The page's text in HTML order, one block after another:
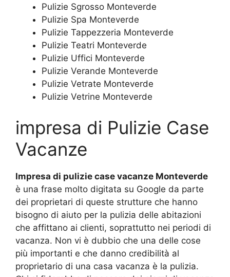
Pulizie Sgrosso Monteverde
Pulizie Spa Monteverde
Pulizie Tappezzeria Monteverde
Pulizie Teatri Monteverde
Pulizie Uffici Monteverde
Pulizie Verande Monteverde
Pulizie Vetrate Monteverde
Pulizie Vetrine Monteverde
impresa di Pulizie Case
Vacanze
Impresa di pulizie case vacanze Monteverde
è una frase molto digitata su Google da parte
dei proprietari di queste strutture che hanno
bisogno di aiuto per la pulizia delle abitazioni
che affittano ai clienti, soprattutto nei periodi di
vacanza. Non vi è dubbio che una delle cose
più importanti e che danno credibilità al
proprietario di una casa vacanza è la pulizia.